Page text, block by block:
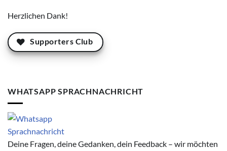
Herzlichen Dank!
Supporters Club
WHATSAPP SPRACHNACHRICHT
Deine Fragen, deine Gedanken, dein Feedback – wir möchten